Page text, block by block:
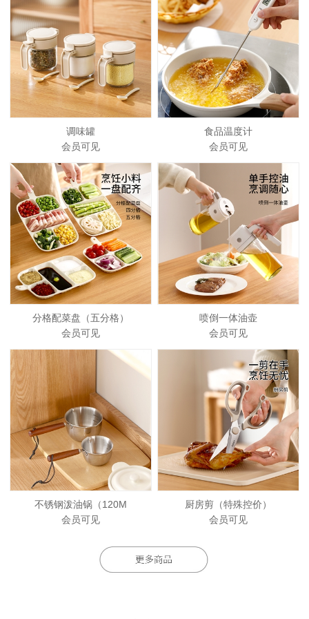
调味罐
会员可见
食品温度计
会员可见
分格配菜盘（五分格）
会员可见
喷倒一体油壶
会员可见
不锈钢泼油锅（120M
会员可见
厨房剪（特殊控价）
会员可见